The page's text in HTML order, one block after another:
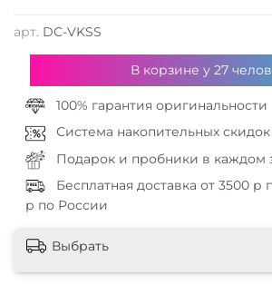
арт. DC-VKSS
В корзине у 27
100% гарантия оригинальности
Система накопительных скидок
Подарок и пробники в каждом
Бесплатная доставка от 3500 р
р по России
Выбрать